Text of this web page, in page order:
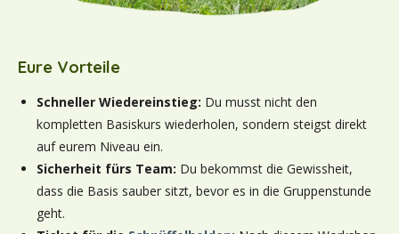
Eure Vorteile
Schneller Wiedereinstieg: Du musst nicht den
kompletten Basiskurs wiederholen, sondern steigst direkt
auf eurem Niveau ein.
Sicherheit fürs Team: Du bekommst die Gewissheit,
dass die Basis sauber sitzt, bevor es in die Gruppenstunde
geht.